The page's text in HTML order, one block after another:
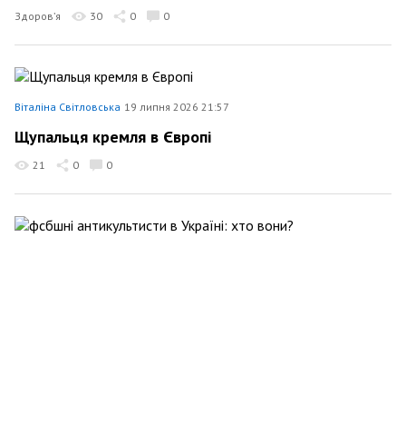
Здоров’я 30 0 0
Віталіна Світловська 19 липня 2026 21:57
Щупальця кремля в Європі
21 0 0